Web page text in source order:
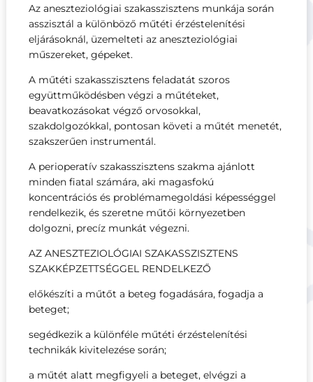
Az aneszteziológiai szakasszisztens munkája során
asszisztál a különböző műtéti érzéstelenítési
eljárásoknál, üzemelteti az aneszteziológiai
műszereket, gépeket.
A műtéti szakasszisztens feladatát szoros
együttműködésben végzi a műtéteket,
beavatkozásokat végző orvosokkal,
szakdolgozókkal, pontosan követi a műtét menetét,
szakszerűen instrumentál.
A perioperatív szakasszisztens szakma ajánlott
minden fiatal számára, aki magasfokú
koncentrációs és problémamegoldási képességgel
rendelkezik, és szeretne műtői környezetben
dolgozni, precíz munkát végezni.
AZ ANESZTEZIOLÓGIAI SZAKASSZISZTENS
SZAKKÉPZETTSÉGGEL RENDELKEZŐ
előkészíti a műtőt a beteg fogadására, fogadja a
beteget;
segédkezik a különféle műtéti érzéstelenítési
technikák kivitelezése során;
a műtét alatt megfigyeli a beteget, elvégzi a